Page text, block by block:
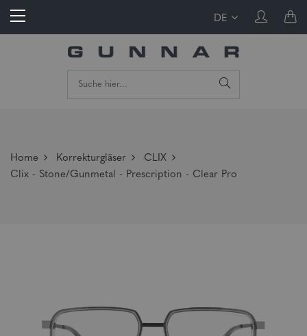
DE
Home Korrekturgläser
CLIX
Clix - Stone/Gunmetal - Prescription - Clear Pro